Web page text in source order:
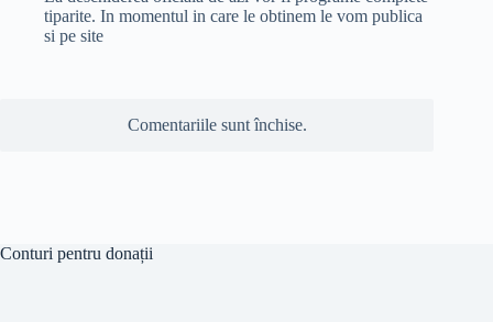
tiparite. In momentul in care le obtinem le vom publica
si pe site
Comentariile sunt închise.
Conturi pentru donații